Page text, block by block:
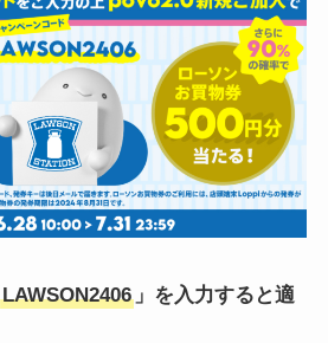
LAWSON2406」を 入力すると適